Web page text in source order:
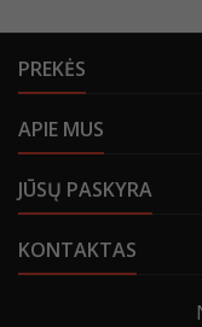
PREKĖS
APIE MUS
JŪSŲ PASKYRA
KONTAKTAS